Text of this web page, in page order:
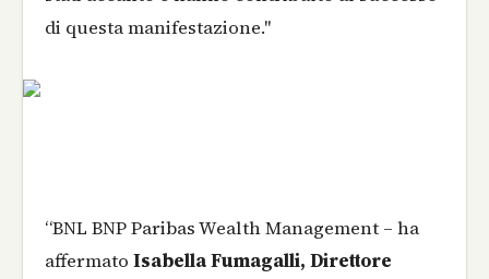
di questa manifestazione."
“BNL BNP Paribas Wealth Management – ha
affermato Isabella Fumagalli, Direttore